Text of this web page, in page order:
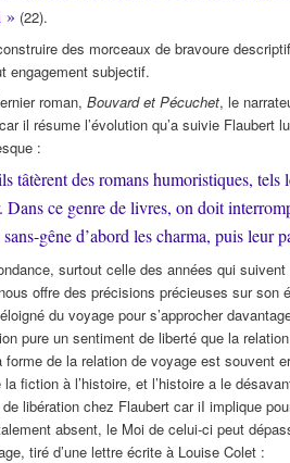
» (22).
des morceaux de bravoure
engagement subjectif.
roman, Bouvard et Pécuchet, le
il résume l’évolution qu’a suivie
:
tâtèrent des romans humoristiques, tels
Dans ce genre de livres, on doit
gêne d’abord les charma, puis
surtout celle des années qui
offre des précisions précieuses sur son
du voyage pour s’approcher
pure un sentiment de liberté que la
forme de la relation de voyage est
fiction à l’histoire, et l’histoire a le
libération chez Flaubert car iI implique
absent, le Moi de celui-ci peut
tiré d’une lettre écrite à Louise Colet :